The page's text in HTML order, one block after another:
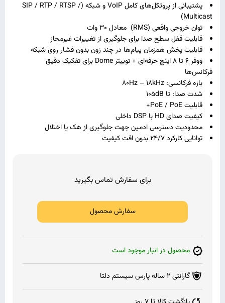
پشتیبانی از پروتکل‌های کامل VoIP و شبکه (SIP / RTP / RTSP /
Multicast)
توان خروجی واقعی (RMS) معادل 30 وات
قابلیت قفل سطح صدا برای جلوگیری از تغییرات غیرمجاز
قابلیت پخش همزمان پیام‌ها در چند زون بدون فشار روی شبکه
ووفر 6 تا 8 اینچ حرفه‌ای + توییتر Dome برای تفکیک دقیق
فرکانس‌ها
بازه فرکانسی: 80Hz – 18kHz
شدت صدا: تا 105dB
قابلیت PoE / PoE+
کیفیت صدای HD با DSP داخلی
محدودیت دسترسی ادمین جهت جلوگیری از هک یا اختلال
توانایی کارکرد 24/7 بدون افت کیفیت
برای سفارش تماس بگیرید
سفارش محصول
محصول در انبار موجود است
گارانتی 2 ساله پارس سیستم دلتا